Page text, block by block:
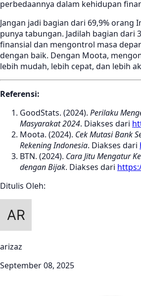
perbedaannya dalam kehidupan
Jangan jadi bagian dari 69,9% orang
punya tabungan. Jadilah bagian dari
finansial dan mengontrol masa
dengan baik. Dengan Moota,
lebih mudah, lebih cepat, dan lebih
Referensi:
GoodStats. (2024). Perilaku
Masyarakat 2024. Diakses dari
Moota. (2024). Cek Mutasi Bank
Rekening Indonesia. Diakses dari
BTN. (2024). Cara Jitu Mengatur
dengan Bijak. Diakses dari
Ditulis Oleh:
arizaz
September 08, 2025